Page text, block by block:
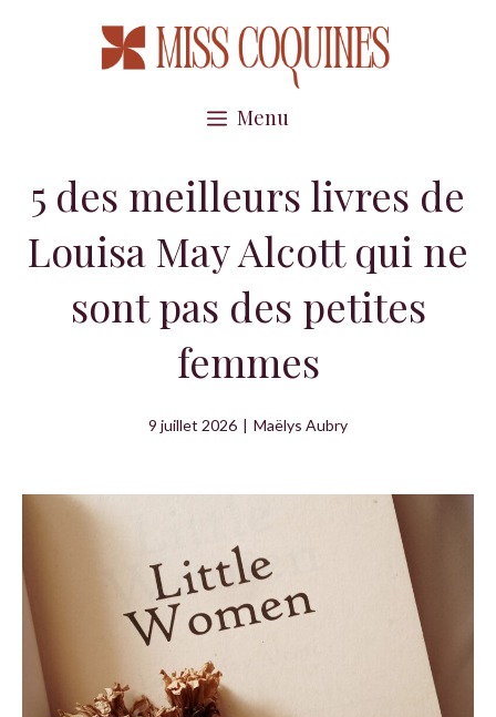
Menu
5 des meilleurs livres de
Louisa May Alcott qui ne
sont pas des petites
femmes
9 juillet 2026 | Maëlys Aubry